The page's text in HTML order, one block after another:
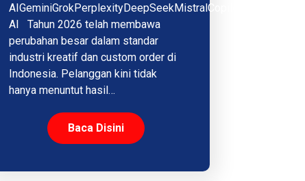
AIGeminiGrokPerplexityDeepSeekMistralCopilotQwenMeta
AI Tahun 2026 telah membawa
perubahan besar dalam standar
industri kreatif dan custom order di
Indonesia. Pelanggan kini tidak
hanya menuntut hasil…
Baca Disini